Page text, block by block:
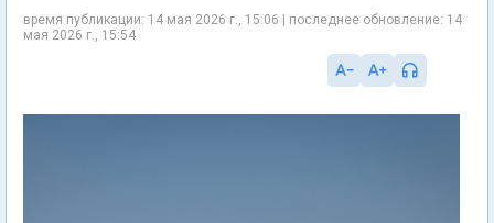
время публикации: 14 мая 2026 г., 15:06 | последнее обновление: 14
мая 2026 г., 15:54